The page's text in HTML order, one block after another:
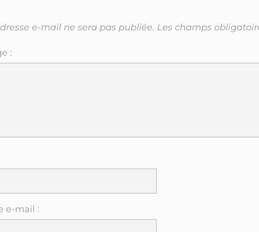
e-mail ne sera pas publiée. Les champs
:
e-mail :